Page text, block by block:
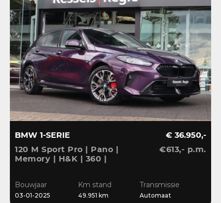
BMW 1-SERIE
120 M Sport Pro | Pano |
Memory | H&K | 360 |
El.klep | 18”
€ 36.950,-
€613,- p.m.
Bouwjaar
03-01-2025
Km stand
49.951 km
Transmissie
Automaat